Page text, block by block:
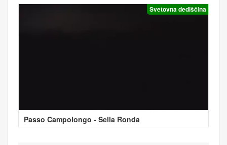
Svetovna dediščina
Passo Campolongo - Sella Ronda